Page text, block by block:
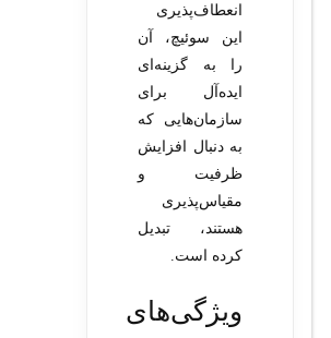
انعطاف‌پذیری
این سوئیچ، آن
را به گزینه‌ای
ایده‌آل برای
سازمان‌هایی که
به دنبال افزایش
ظرفیت و
مقیاس‌پذیری
هستند، تبدیل
کرده است.
ویژگی‌های